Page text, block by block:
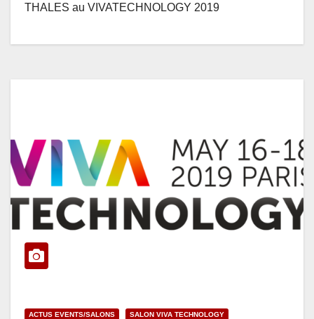
THALES au VIVATECHNOLOGY 2019
ACTUS EVENTS/SALONS SALON VIVA TECHNOLOGY